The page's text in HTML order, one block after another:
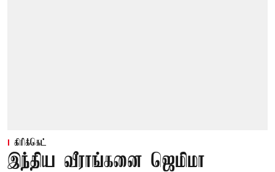
கிரிக்கெட்
இந்திய வீராங்கனை ஜெமிமா